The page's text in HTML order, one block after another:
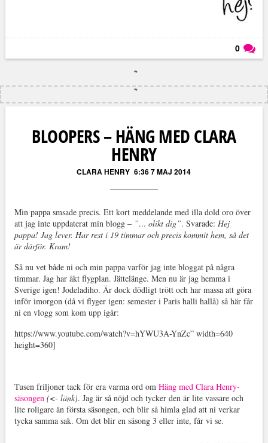
0
BLOOPERS – HÄNG MED CLARA
HENRY
CLARA HENRY 6:36 7 MAJ 2014
Min pappa smsade precis. Ett kort meddelande med illa dold oro över
att jag inte uppdaterat min blogg – ”… olikt dig”. Svarade: Hej
pappa! Jag lever. Har rest i 19 timmar och precis kommit hem, så det
är därför. Kram!
Så nu vet både ni och min pappa varför jag inte bloggat på några
timmar. Jag har åkt flygplan. Jättelänge. Men nu är jag hemma i
Sverige igen! Jodeladiho. Är dock dödligt trött och har massa att göra
inför imorgon (då vi flyger igen: semester i Paris halli hallå) så här får
ni en vlogg som kom upp igår:
https://www.youtube.com/watch?v=hYWU3A-YnZc” width=640
height=360]
Tusen friljoner tack för era varma ord om Häng med Clara Henry-
säsongen (<- länk). Jag är så nöjd och tycker den är lite vassare och
lite roligare än första säsongen, och blir så himla glad att ni verkar
tycka samma sak. Om det blir en säsong 3 eller inte, får vi se.